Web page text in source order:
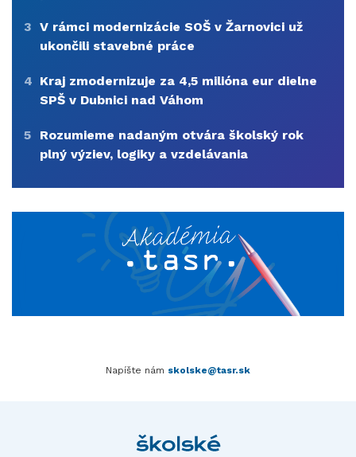
3 V rámci modernizácie SOŠ v Žarnovici už
ukončili stavebné práce
4 Kraj zmodernizuje za 4,5 milióna eur dielne
SPŠ v Dubnici nad Váhom
5
Rozumieme nadaným otvára školský rok
plný výziev, logiky a vzdelávania
Napíšte nám skolske@tasr.sk